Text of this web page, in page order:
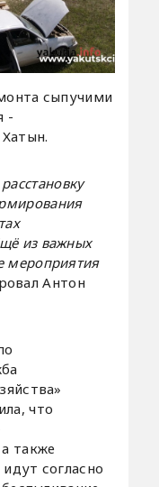
сыпучими
-
из важных
мероприятия
Антон
что
также
согласно